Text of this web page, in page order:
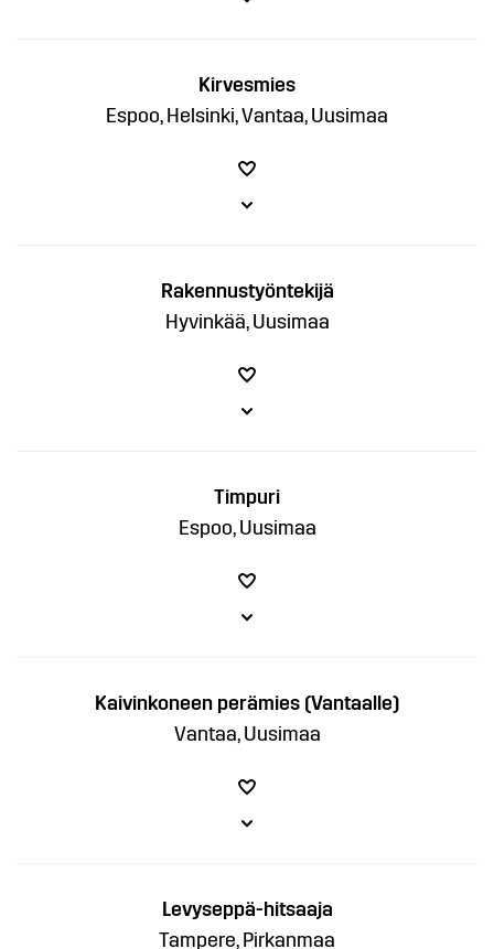
Kirvesmies
Espoo, Helsinki, Vantaa, Uusimaa
Rakennustyöntekijä
Hyvinkää, Uusimaa
Timpuri
Espoo, Uusimaa
Kaivinkoneen perämies (Vantaalle)
Vantaa, Uusimaa
Levyseppä-hitsaaja
Tampere, Pirkanmaa